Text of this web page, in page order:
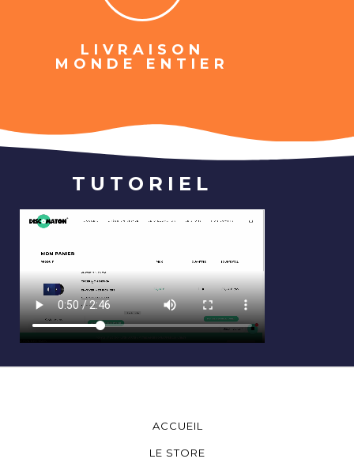
LIVRAISON
MONDE ENTIER
TUTORIEL
ACCUEIL
LE STORE